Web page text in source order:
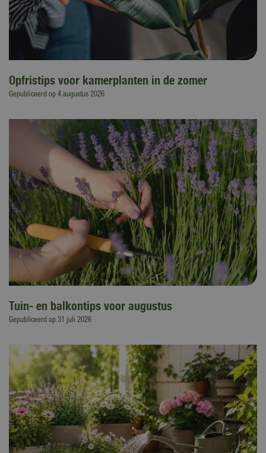
Opfristips voor kamerplanten in de zomer
Gepubliceerd op 4 augustus 2026
Tuin- en balkontips voor augustus
Gepubliceerd op 31 juli 2026